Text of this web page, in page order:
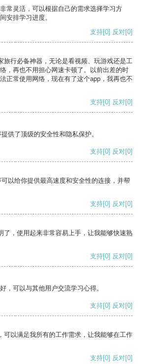
常灵活，可以根据自己的需求选择学习方
安排学习进度。
支持[0] 反对[0]
旅行必备神器，无论是看视频、玩游戏还是工
，再也不用担心网速卡顿了。以前出差的时
正常使用网络，现在有了这个app，我再也不
支持[0] 反对[0]
供了顶级的安全性和隐私保护。
支持[0] 反对[0]
以给你提供最高速度和安全性的连接，并帮
支持[0] 反对[0]
了，使用起来非常容易上手，让我能够快速熟
支持[0] 反对[0]
，可以与其他用户交流学习心得。
支持[0] 反对[0]
可以满足我所有的工作需求，让我能够在工作
支持[0] 反对[0]